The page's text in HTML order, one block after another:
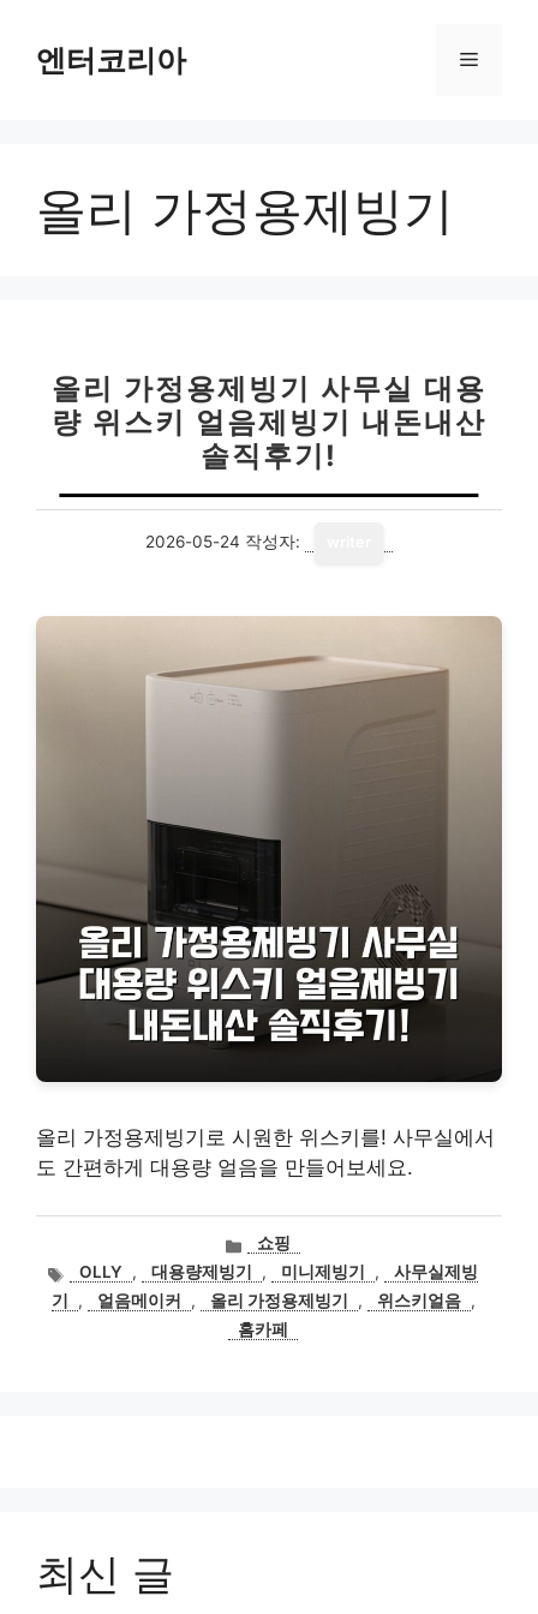
엔터코리아 메
올리 가정용제빙기
올리 가정용제빙기 사무실 대용
량 위스키 얼음제빙기 내돈내산
솔직후기!
2026-05-24 작성자:
올리 가정용제빙기로 시원한 위스키를! 사무실에서
도 간편하게 대용량 얼음을 만들어보세요.
카
테
고
리
쇼핑
태OLLY , 대용량제빙기 , 미니제빙기 ,
사무실제빙
기
, 얼음메이커 , 올리 가정용제빙기 , 위스키얼음 ,
홈카페
최신 글